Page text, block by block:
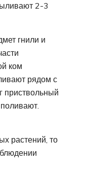
2-3
гнили и
ком
рядом с
приствольный
растений, то